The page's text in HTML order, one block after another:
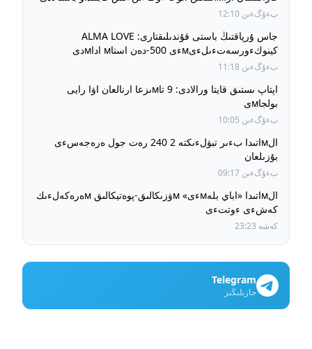
بءۇگءىن 12:10
جاس ۇرپاقتىڭ باستى قۇندىلىقتارى: ALMA LOVE
كينوكءورسەتءىلءىмءى 500-دەن استاм اداмدى
بءىرءىكتءىردءى
بءۇگءىن 11:18
اپتاپ ىستىق قايتا ورالادى: 9 تاмىزعا ارنالعان اۋا رايى
بولجاмى
بءۇگءىن 10:05
الмاتىدا بءىر تبۋلءىكتە 2 240 رەت جول ەرەجەسءى
بۇزىلعان
بءۇگءىن 09:17
الмاتىدا «اباي بلەмءى» мۋزىكالىق-پوەتيكالىق мەرەكەلءىك
كەشءى ءوتتءى
كەشە 23:23
Telegram
جازىلىڭىز